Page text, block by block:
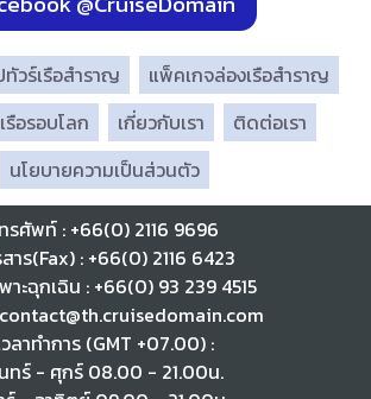
วร์เรือสำราญ
แพ็คเกจล่องเรือสำราญ
อรอบโลก
เกี่ยวกับเรา
ติดต่อเรา
นโยบายความเป็นส่วนตัว
รศัพท์ : +66(0) 2116 9696
าร(Fax) : +66(0) 2116 6423
าะฉุกเฉิน : +66(0) 93 239 4515
วลาทำการ (GMT +07.00) :
ทร์ - ศุกร์ 08.00 - 21.00น.